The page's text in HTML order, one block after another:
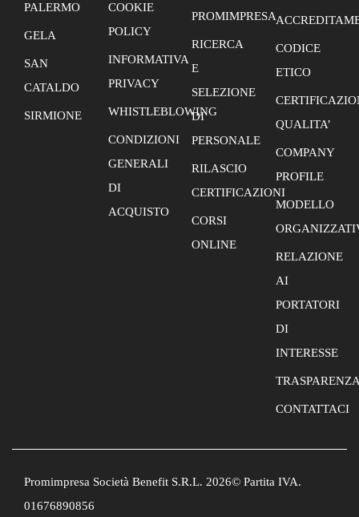
PALERMO
GELA
SAN
CATALDO
SIRMIONE
COOKIE
POLICY
INFORMATIVA
PRIVACY
WHISTLEBLOWING
CONDIZIONI
GENERALI
DI
ACQUISTO
PROMIMPRESA
RICERCA
E
SELEZIONE
DI
PERSONALE
RILASCIO
CERTIFICAZIONI
CORSI
ONLINE
CODICE
ETICO
QUALITA’
COMPANY
PROFILE
MODELLO
RELAZIONE
AI
PORTATORI
DI
INTERESSE
CONTATTACI
Promimpresa Società Benefit S.R.L. 2026© Partita IVA.
01676890856